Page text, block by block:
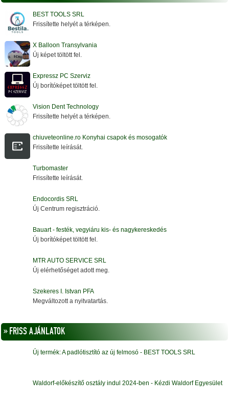
BEST TOOLS SRL
Frissítette helyét a térképen.
X Balloon Transylvania
Új képet töltött fel.
Expressz PC Szerviz
Új borítóképet töltött fel.
Vision Dent Technology
Frissítette helyét a térképen.
chiuveteonline.ro Konyhai csapok és mosogatók
Frissítette leírását.
Turbomaster
Frissítette leírását.
Endocordis SRL
Új Centrum regisztráció.
Bauart - festék, vegyiáru kis- és nagykereskedés
Új borítóképet töltött fel.
MTR AUTO SERVICE SRL
Új elérhetőséget adott meg.
Szekeres I. Istvan PFA
Megváltozott a nyitvatartás.
» FRISS AJÁNLATOK
Új termék: A padlótisztító az új felmosó - BEST TOOLS SRL
Waldorf-előkészítő osztály indul 2024-ben - Kézdi Waldorf Egyesület